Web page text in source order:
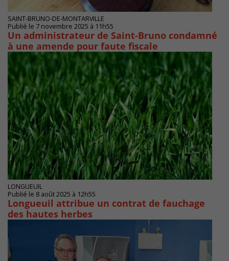
SAINT-BRUNO-DE-MONTARVILLE
Publié le 7 novembre 2025 à 11h55
Un administrateur de Saint-Bruno condamné
à une amende pour faute fiscale
LONGUEUIL
Publié le 8 août 2025 à 12h55
Longueuil attribue un contrat de fauchage
des hautes herbes